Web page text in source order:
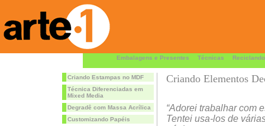
Embalagens e Presentes Técnicas Reciclando
Criando Estampas no MDF
Técnica Diferenciadas em
Mixed Media
Degradê com Massa Acrílica
Customizando Papéis
Criando Elementos
“Adorei trabalhar com
Tentei usa-los de